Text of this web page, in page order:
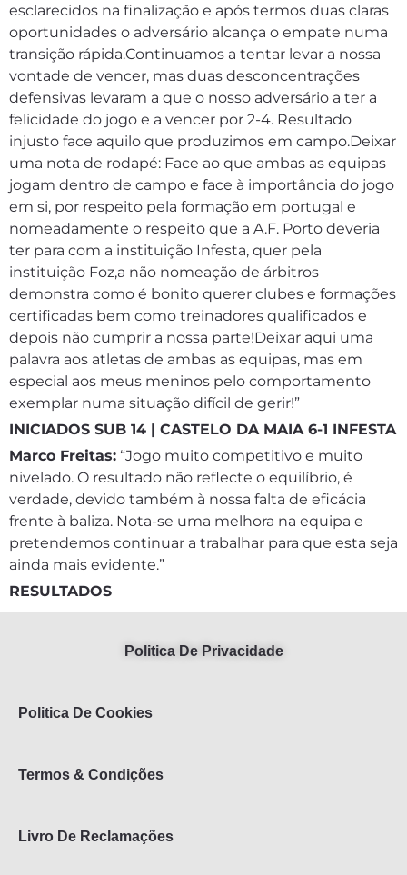
esclarecidos na finalização e após termos duas claras
oportunidades o adversário alcança o empate numa
transição rápida.Continuamos a tentar levar a nossa
vontade de vencer, mas duas desconcentrações
defensivas levaram a que o nosso adversário a ter a
felicidade do jogo e a vencer por 2-4. Resultado
injusto face aquilo que produzimos em campo.Deixar
uma nota de rodapé: Face ao que ambas as equipas
jogam dentro de campo e face à importância do jogo
em si, por respeito pela formação em portugal e
nomeadamente o respeito que a A.F. Porto deveria
ter para com a instituição Infesta, quer pela
instituição Foz,a não nomeação de árbitros
demonstra como é bonito querer clubes e formações
certificadas bem como treinadores qualificados e
depois não cumprir a nossa parte!Deixar aqui uma
palavra aos atletas de ambas as equipas, mas em
especial aos meus meninos pelo comportamento
exemplar numa situação difícil de gerir!”
INICIADOS SUB 14 | CASTELO DA MAIA 6-1 INFESTA
Marco Freitas: “Jogo muito competitivo e muito
nivelado. O resultado não reflecte o equilíbrio, é
verdade, devido também à nossa falta de eficácia
frente à baliza. Nota-se uma melhora na equipa e
pretendemos continuar a trabalhar para que esta seja
ainda mais evidente.”
RESULTADOS
Politica De Privacidade
Politica De Cookies
Termos & Condições
Livro De Reclamações